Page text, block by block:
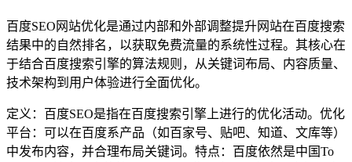
百度SEO网站优化是通过内部和外部调整提升网站在百度搜索
结果中的自然排名，以获取免费流量的系统性过程。其核心在
于结合百度搜索引擎的算法规则，从关键词布局、内容质量、
技术架构到用户体验进行全面优化。
定义：百度SEO是指在百度搜索引擎上进行的优化活动。优化
平台：可以在百度系产品（如百家号、贴吧、知道、文库等）
中发布内容，并合理布局关键词。特点：百度依然是中国To